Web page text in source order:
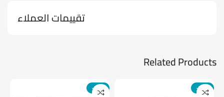
تقييمات العملاء
Related Products
-24%
-14%